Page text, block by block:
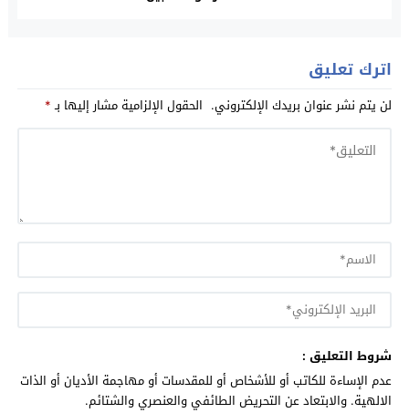
اترك تعليق
لن يتم نشر عنوان بريدك الإلكتروني. الحقول الإلزامية مشار إليها بـ*
شروط التعليق :
عدم الإساءة للكاتب أو للأشخاص أو للمقدسات أو مهاجمة الأديان أو الذات
الالهية. والابتعاد عن التحريض الطائفي والعنصري والشتائم.